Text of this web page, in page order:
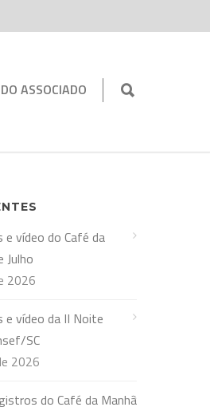
ASSOCIADO
vídeo do Café da
Julho
2026
vídeo da II Noite
SC
2026
do Café da Manhã